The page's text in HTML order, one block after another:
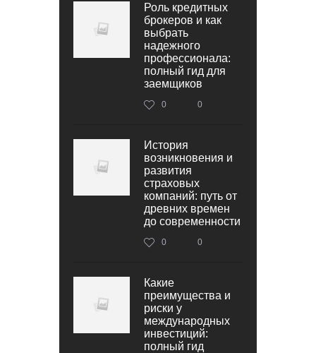
Роль кредитных
брокеров и как
выбрать
надежного
профессионала:
полный гид для
заемщиков
0 0
История
возникновения и
развития
страховых
компаний: путь от
древних времен
до современности
0 0
Какие
преимущества и
риски у
международных
инвестиций:
полный гид